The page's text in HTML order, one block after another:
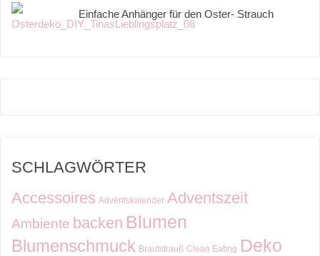
Einfache Anhänger für den Oster- Strauch
SCHLAGWÖRTER
Accessoires Adventskalender Adventszeit
Ambiente backen Blumen
Blumenschmuck Brautstrauß Clean Eating Deko